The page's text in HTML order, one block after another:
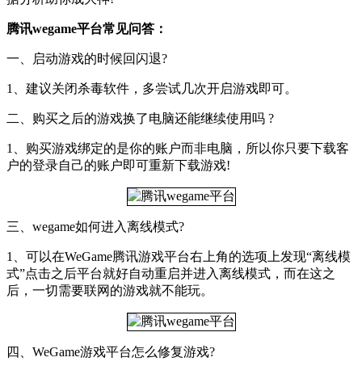
腾讯wegame平台常见问答：
一、启动游戏的时候回闪退?
1、建议关闭杀毒软件，多尝试几次开启游戏即可。
二、购买之后的游戏换了电脑还能继续使用吗 ?
1、购买游戏绑定的是你的账户而非电脑，所以你只要下载客
户的登录自己的账户即可重新下载游戏!
三、wegame如何进入离线模式?
1、可以在WeGame腾讯游戏平台右上角的选项上发现“离线模
式”点击之后平台就好自动重启并进入离线模式，而在这之
后，一切需要联网的游戏就不能玩。
四、WeGame游戏平台怎么修复游戏?